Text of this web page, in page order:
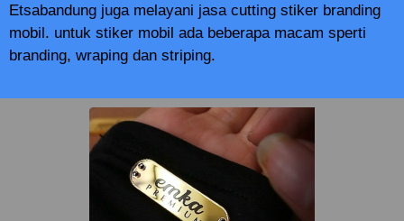
Etsabandung juga melayani jasa cutting stiker branding
mobil. untuk stiker mobil ada beberapa macam sperti
branding, wraping dan striping.